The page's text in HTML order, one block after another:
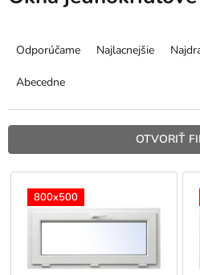
p
r
Odporúčame Najlacnejšie
Abecedne
OTVORIŤ
V
800x500